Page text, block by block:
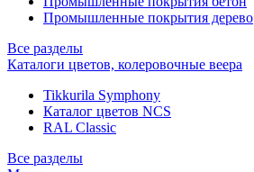
Промышленные покрытия дерево
Все разделы
Каталоги цветов, колеровочные веера
Tikkurila Symphony
Каталог цветов NCS
RAL Classic
Все разделы